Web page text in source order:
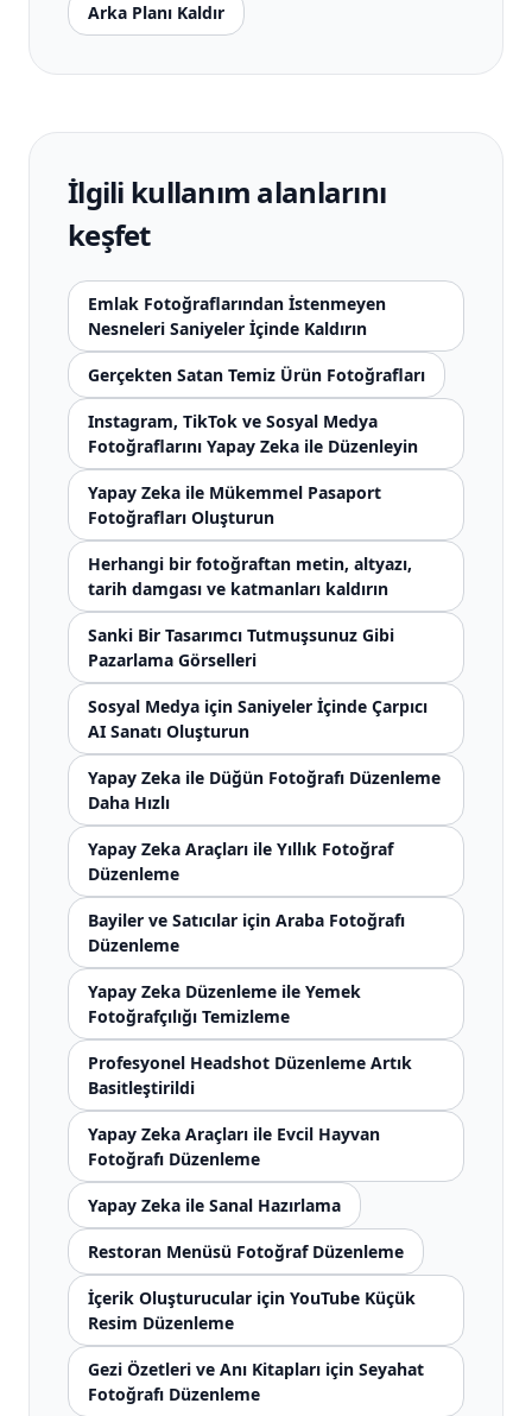
Arka Planı Kaldır
İlgili kullanım alanlarını
keşfet
Emlak Fotoğraflarından İstenmeyen
Nesneleri Saniyeler İçinde Kaldırın
Gerçekten Satan Temiz Ürün Fotoğrafları
Instagram, TikTok ve Sosyal Medya
Fotoğraflarını Yapay Zeka ile Düzenleyin
Yapay Zeka ile Mükemmel Pasaport
Fotoğrafları Oluşturun
Herhangi bir fotoğraftan metin, altyazı,
tarih damgası ve katmanları kaldırın
Sanki Bir Tasarımcı Tutmuşsunuz Gibi
Pazarlama Görselleri
Sosyal Medya için Saniyeler İçinde Çarpıcı
AI Sanatı Oluşturun
Yapay Zeka ile Düğün Fotoğrafı Düzenleme
Daha Hızlı
Yapay Zeka Araçları ile Yıllık Fotoğraf
Düzenleme
Bayiler ve Satıcılar için Araba Fotoğrafı
Düzenleme
Yapay Zeka Düzenleme ile Yemek
Fotoğrafçılığı Temizleme
Profesyonel Headshot Düzenleme Artık
Basitleştirildi
Yapay Zeka Araçları ile Evcil Hayvan
Fotoğrafı Düzenleme
Yapay Zeka ile Sanal Hazırlama
Restoran Menüsü Fotoğraf Düzenleme
İçerik Oluşturucular için YouTube Küçük
Resim Düzenleme
Gezi Özetleri ve Anı Kitapları için Seyahat
Fotoğrafı Düzenleme